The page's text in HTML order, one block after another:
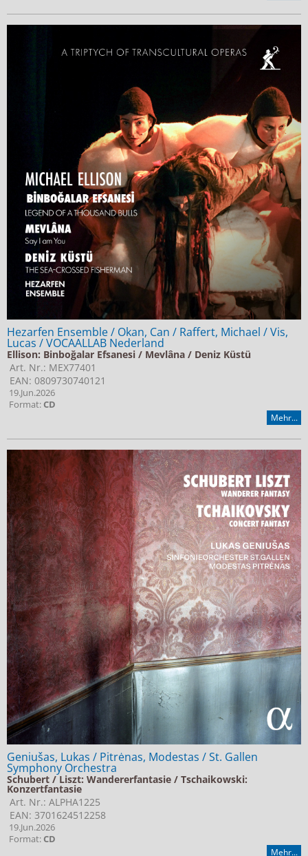
Hezarfen Ensemble / Okan, Can / Raffert, Michael / Vis,
Lucas / VOCAALLAB Nederland
Ellison: Binboğalar Efsanesi / Mevlâna / Deniz Küstü
Art. Nr.: MEX77401
EAN: 0809730740121
19.Jun.2026
Format:CD
Mehr...
Geniušas, Lukas / Pitrėnas, Modestas / St. Gallen
Symphony Orchestra
Schubert / Liszt: Wandererfantasie / Tschaikowski:
Konzertfantasie
Art. Nr.: ALPHA1225
EAN: 3701624512258
19.Jun.2026
Format:CD
Mehr...